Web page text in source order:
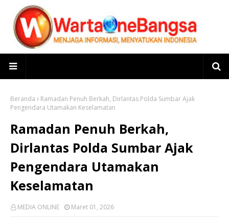
Beranda
Ramadan Penuh Berkah, Dirlantas Polda Sumbar Ajak
Pengendara Utamakan Keselamatan
Ramadan Penuh Berkah,
Dirlantas Polda Sumbar Ajak
Pengendara Utamakan
Keselamatan
MEDIA ONLINE Maret 01, 2026